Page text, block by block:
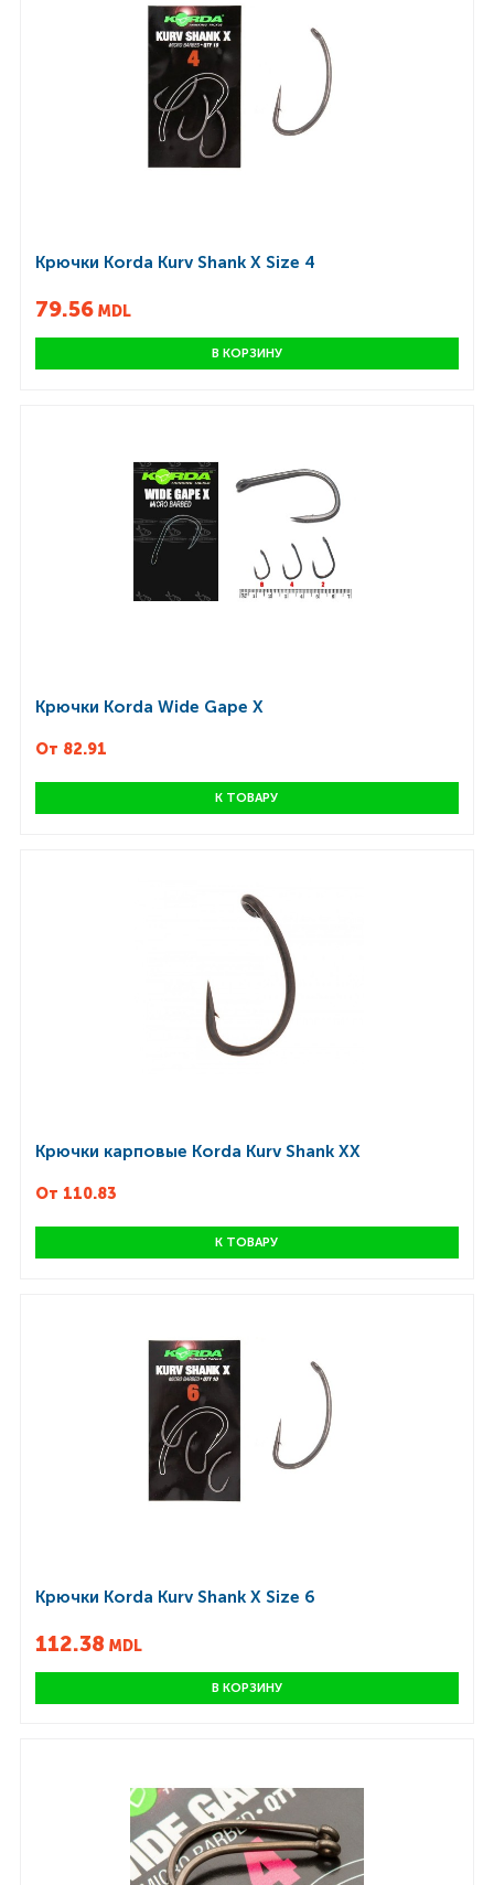
Крючки Korda Kurv Shank X Size 4
79.56MDL
В КОРЗИНУ
Крючки Korda Wide Gape X
От 82.91
К ТОВАРУ
Крючки карповые Korda Kurv Shank XX
От 110.83
К ТОВАРУ
Крючки Korda Kurv Shank X Size 6
112.38 MDL
В КОРЗИНУ